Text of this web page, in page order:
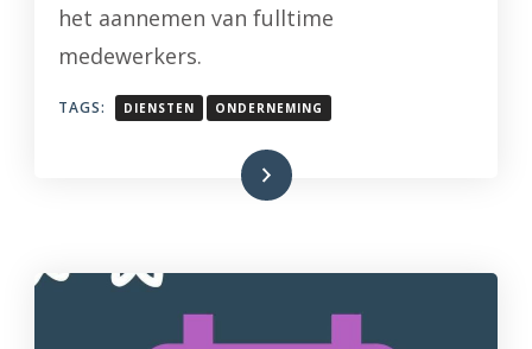
het aannemen van fulltime
medewerkers.
TAGS: DIENSTEN ONDERNEMING
Lees meer